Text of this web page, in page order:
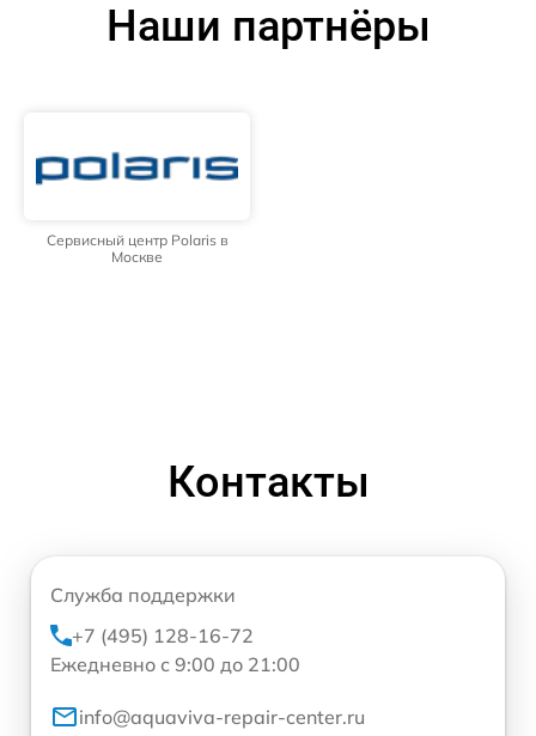
Наши партнёры
Сервисный центр Polaris в
Москве
Контакты
Служба поддержки
+7 (495) 128-16-72
Ежедневно с 9:00 до 21:00
info@aquaviva-repair-center.ru